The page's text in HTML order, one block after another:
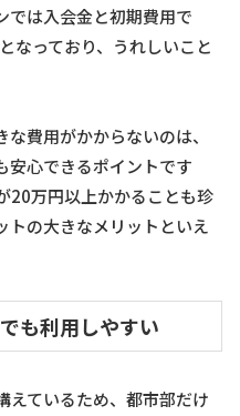
では入会金と初期費用で
なっており、うれしいこと
費用がかからないのは、
安心できるポイントです
20万円以上かかることも珍
トの大きなメリットといえ
も利用しやすい
えているため、都市部だけ